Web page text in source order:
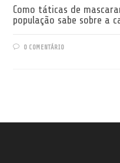
Como táticas de
população sabe sobre a
0 COMENTÁRIO